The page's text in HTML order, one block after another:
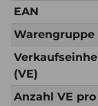
EAN
Warengruppe
(VE)
Anzahl VE pro